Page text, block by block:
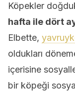
Köpekler
hafta ile dört
Elbette,
oldukları
içerisine
bir köpeği